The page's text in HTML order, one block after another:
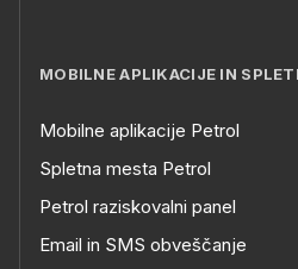
MOBILNE APLIKACIJE IN
Mobilne aplikacije Petrol
Spletna mesta Petrol
Petrol raziskovalni panel
Email in SMS obveščanje